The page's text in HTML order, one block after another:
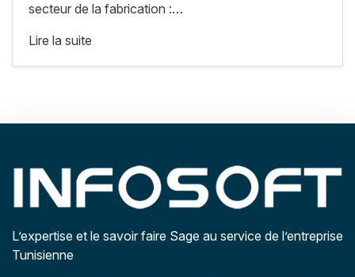
secteur de la fabrication :…
Lire la suite
L’expertise et le savoir faire Sage au service de l’entreprise
Tunisienne